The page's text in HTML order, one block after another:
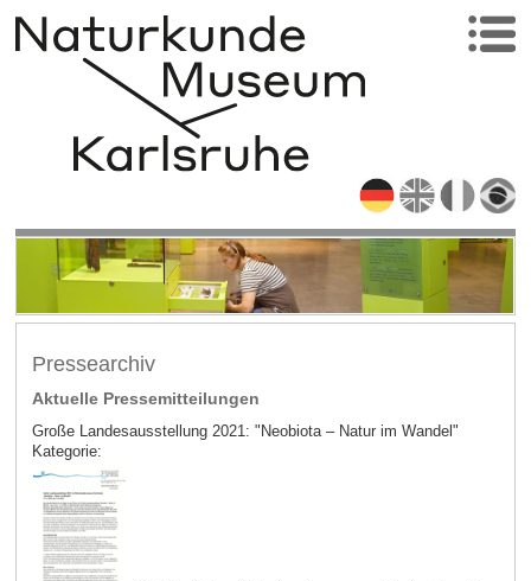
Pressearchiv
Aktuelle Pressemitteilungen
Große Landesausstellung 2021: "Neobiota – Natur im Wandel"
Kategorie: